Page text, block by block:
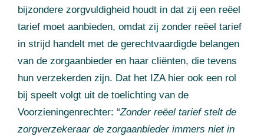
bijzondere zorgvuldigheid houdt in dat zij een reëel
tarief moet aanbieden, omdat zij zonder reëel tarief
in strijd handelt met de gerechtvaardigde belangen
van de zorgaanbieder en haar cliënten, die tevens
hun verzekerden zijn. Dat het IZA hier ook een rol
bij speelt volgt uit de toelichting van de
Voorzieningenrechter: “Zonder reëel tarief stelt de
zorgverzekeraar de zorgaanbieder immers niet in